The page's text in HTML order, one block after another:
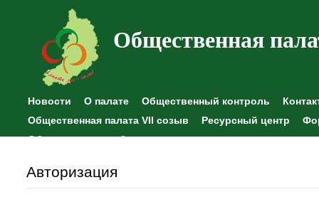
Общественная
Новости О палате Общественный контроль
Общественная палата VII созыв
Ресурсный центр
Общественные наблюдения
Авторизация